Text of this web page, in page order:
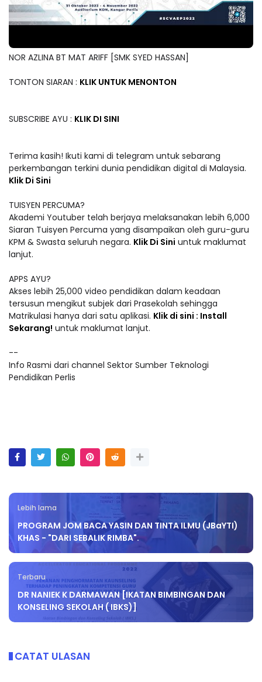
NOR AZLINA BT MAT ARIFF [SMK SYED HASSAN]
TONTON SIARAN : KLIK UNTUK MENONTON
SUBSCRIBE AYU : KLIK DI SINI
Terima kasih! Ikuti kami di telegram untuk sebarang
perkembangan terkini dunia pendidikan digital di Malaysia.
Klik Di Sini
TUISYEN PERCUMA?
Akademi Youtuber telah berjaya melaksanakan lebih 6,000
Siaran Tuisyen Percuma yang disampaikan oleh guru-guru
KPM & Swasta seluruh negara. Klik Di Sini untuk maklumat
lanjut.
APPS AYU?
Akses lebih 25,000 video pendidikan dalam keadaan
tersusun mengikut subjek dari Prasekolah sehingga
Matrikulasi hanya dari satu aplikasi. Klik di sini : Install
Sekarang! untuk maklumat lanjut.
--
Info Rasmi dari channel Sektor Sumber Teknologi
Pendidikan Perlis
Lebih lama
PROGRAM JOM BACA YASIN DAN TINTA ILMU (JBaYTI)
KHAS - "DARI SEBALIK RIMBA".
Terbaru
DR NANIEK K DARMAWAN [IKATAN BIMBINGAN DAN
KONSELING SEKOLAH ( IBKS)]
CATAT ULASAN